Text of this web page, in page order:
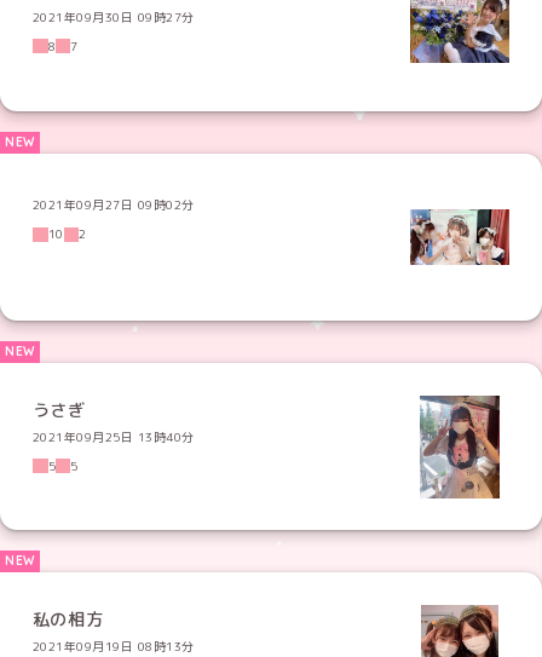
2021年09月30日 09時27分
8
7
2021年09月27日 09時02分
10
2
うさぎ
2021年09月25日 13時40分
5
5
私の相方
2021年09月19日 08時13分